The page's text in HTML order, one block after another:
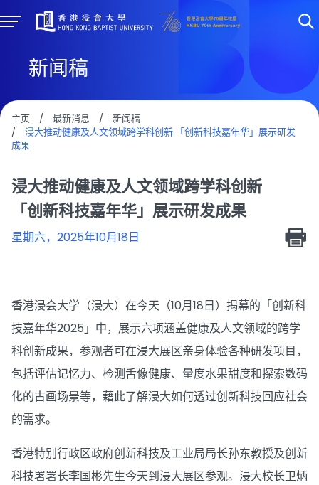
新闻稿
主页 / 最新消息 /
新闻稿
/
浸大推动健康及人文领域跨学科创新 「创新科技嘉年华」展示研发
成果
浸大推动健康及人文领域跨学科创新
「创新科技嘉年华」展示研发成果
星期六，2025年10月18日
香港浸会大学（浸大）在今天（10月18日）揭幕的「创新科
技嘉年华2025」中，展示六项涵盖健康及人文领域的跨学
科创新成果，参观者可在浸大展区亲身体验各种研发项目，
包括评估记忆力、检测舌像健康、量度水果甜度和探索数码
化的古画场景等，藉此了解浸大如何透过创新科技回应社会
的需求。
香港特别行政区政府创新科技及工业局局长孙东教授及创新
科技署署长李国彬先生今天到浸大展区参观。浸大校长卫炳